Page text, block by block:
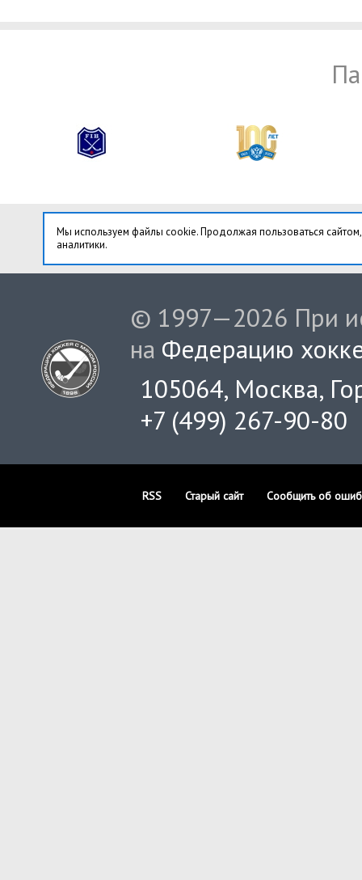
Мы используем файлы cookie. Продолжая пользоваться
аналитики.
© 1997—2026 При
на Федерацию
105064, Москва,
+7 (499) 267-90-80
RSS Старый сайт Сообщить об